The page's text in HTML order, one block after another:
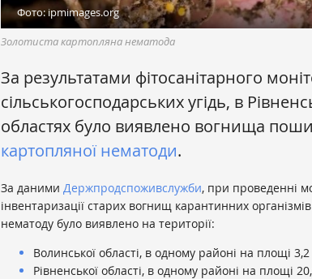
Фото: ipmimages.org
Золотиста картопляна нематода
За результатами фітосанітарного
сільськогосподарських угідь, в
областях було виявлено вогнища
картопляної нематоди.
За даними Держпродспоживслужби, при проведенні
інвентаризації старих вогнищ карантинних
нематоду було виявлено на території:
Волинської області, в одному районі на площі 3,2
Рівненської області, в одному районі на площі